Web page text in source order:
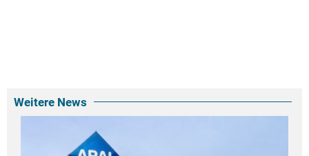
Weitere News